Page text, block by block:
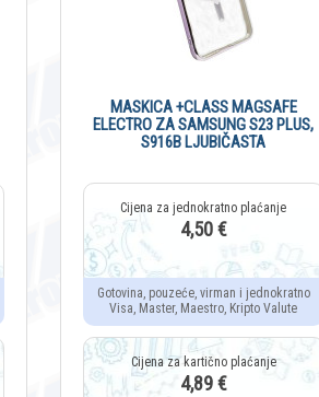
MASKICA +CLASS MAGSAFE
ELECTRO ZA SAMSUNG S23 PLUS,
S916B LJUBIČASTA
4,50 €
Gotovina, pouzeće, virman i jednokratno
Visa, Master, Maestro, Kripto Valute
4,89 €